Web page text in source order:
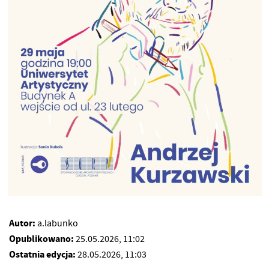
Autor: a.labunko
Opublikowano: 25.05.2026, 11:02
Ostatnia edycja: 28.05.2026, 11:03